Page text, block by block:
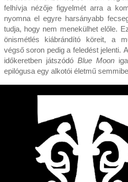
felhívja nézője figyelmét arra a
nyomna el egyre harsányabb
tudja, hogy nem menekülhet előle.
önismétlés kiábrándító köreit, a
végső soron pedig a feledést jelenti.
időkeretben játszódó Blue Moon
epilógusa egy alkotói életmű